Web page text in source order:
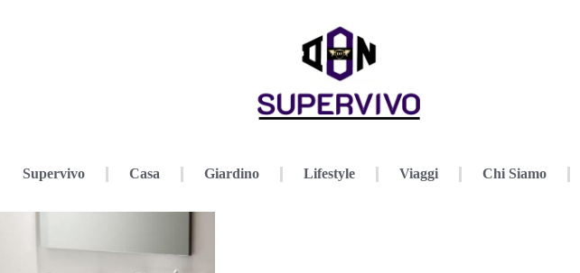
Supervivo Casa Giardino Lifestyle Viaggi Chi Siamo